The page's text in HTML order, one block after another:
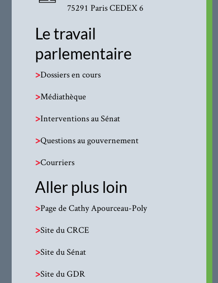
75291 Paris CEDEX 6
Le travail
parlementaire
>Dossiers en cours
>Médiathèque
>Interventions au Sénat
>Questions au gouvernement
>Courriers
Aller plus loin
>Page de Cathy Apourceau-Poly
>Site du CRCE
>Site du Sénat
>Site du GDR